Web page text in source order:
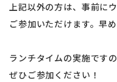
上記以外の方は、事前に
ご参加いただけます。早
ランチタイムの実施です
ぜひご参加ください！